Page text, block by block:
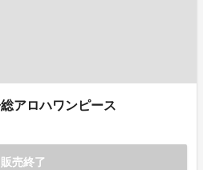
アロハワンピース
販売終了